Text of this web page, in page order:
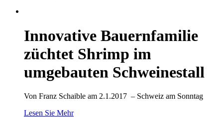
Innovative Bauernfamilie
züchtet Shrimp im
umgebauten Schweinestall
Von Franz Schaible am 2.1.2017 – Schweiz am Sonntag
Lesen Sie Mehr